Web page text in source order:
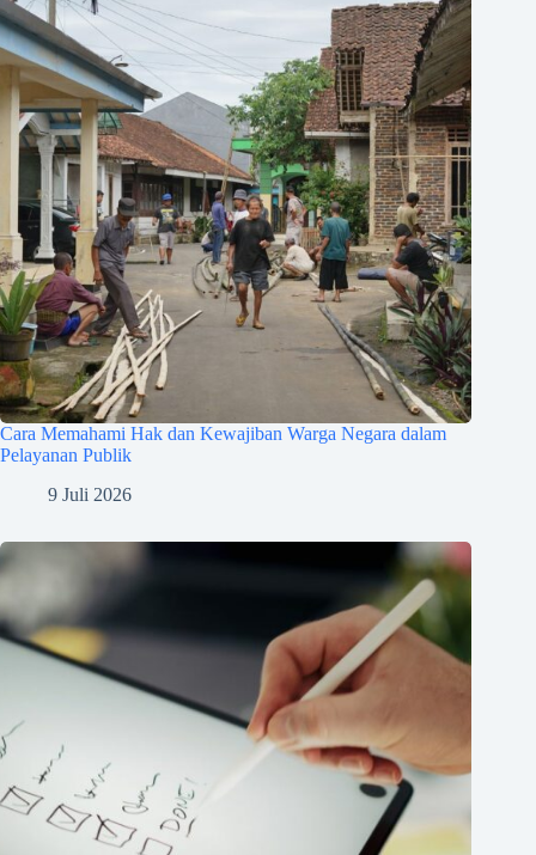
Cara Memahami Hak dan Kewajiban Warga Negara dalam
Pelayanan Publik
9 Juli 2026